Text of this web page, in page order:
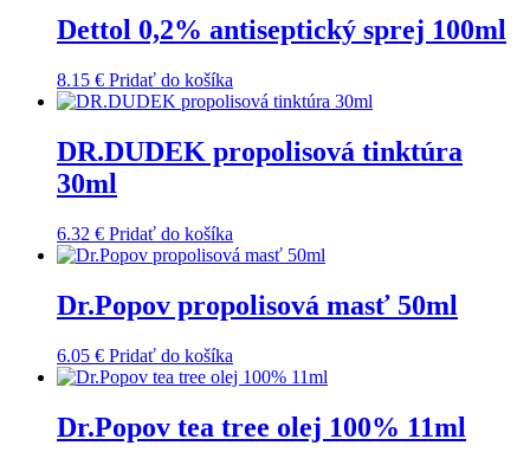
Dettol 0,2% antiseptický sprej 100ml
8.15 € Pridať do košíka
DR.DUDEK propolisová tinktúra
30ml
6.32 € Pridať do košíka
Dr.Popov propolisová masť 50ml
6.05 € Pridať do košíka
Dr.Popov tea tree olej 100% 11ml